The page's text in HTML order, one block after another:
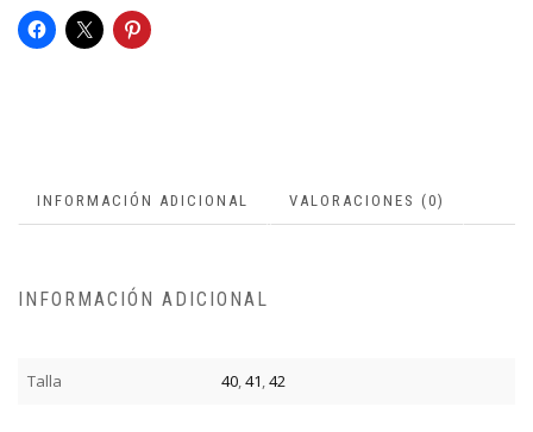
INFORMACIÓN ADICIONAL VALORACIONES (0)
INFORMACIÓN ADICIONAL
Talla 40,41,42